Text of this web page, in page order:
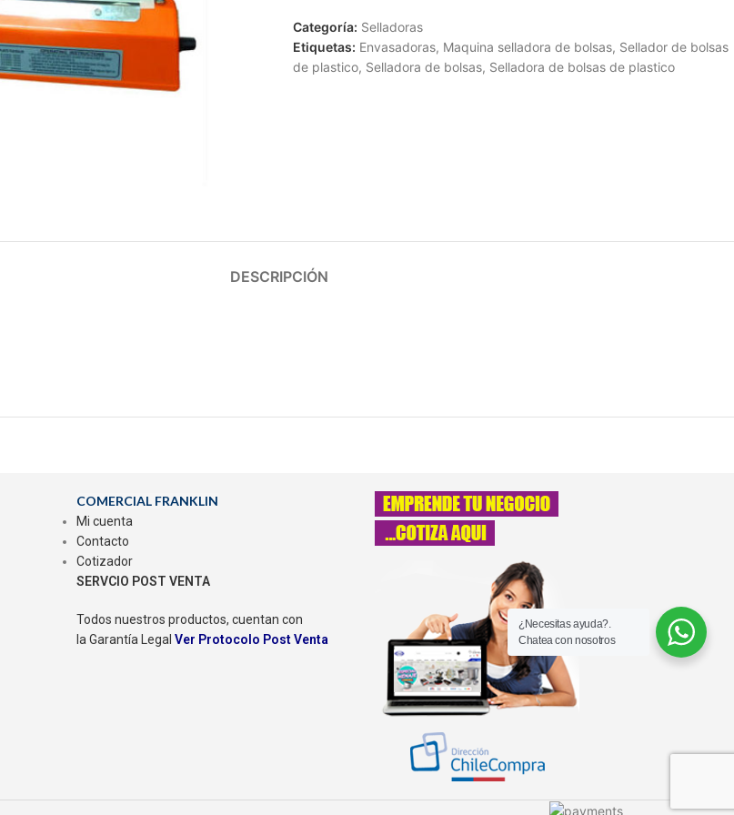
Categoría: Selladoras
Etiquetas: Envasadoras, Maquina selladora de bolsas, Sellador de bolsas
de plastico, Selladora de bolsas, Selladora de bolsas de plastico
DESCRIPCIÓN
COMERCIAL FRANKLIN
Mi cuenta
Contacto
Cotizador
SERVCIO POST VENTA
Todos nuestros productos, cuentan con
la Garantía Legal Ver Protocolo Post Venta
¿Necesitas ayuda?.
Chatea con nosotros